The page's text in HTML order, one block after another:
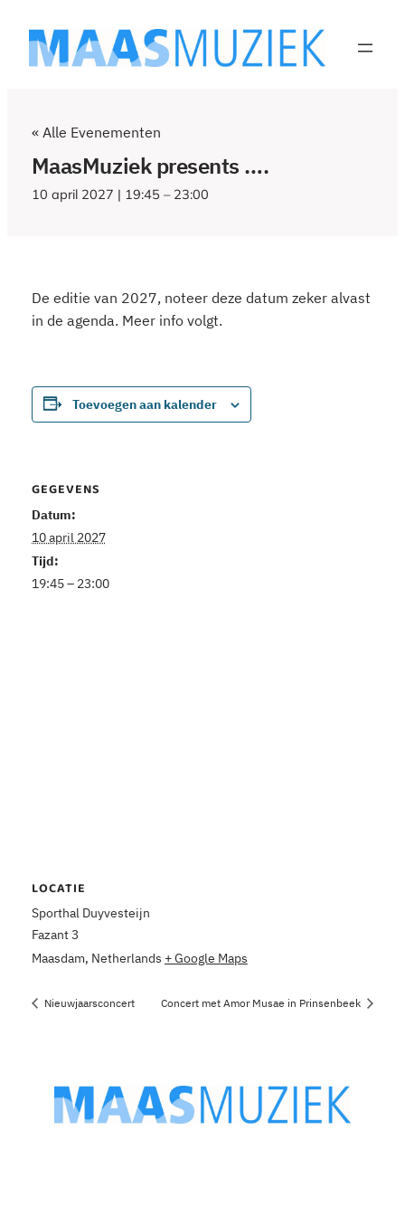
« Alle Evenementen
MaasMuziek presents ….
10 april 2027 | 19:45 – 23:00
De editie van 2027, noteer deze datum zeker alvast
in de agenda. Meer info volgt.
Toevoegen aan kalender
GEGEVENS
Datum:
10 april 2027
Tijd:
19:45 – 23:00
LOCATIE
Sporthal Duyvesteijn
Fazant 3
Maasdam, Netherlands + Google Maps
Nieuwjaarsconcert Concert met Amor Musae in Prinsenbeek